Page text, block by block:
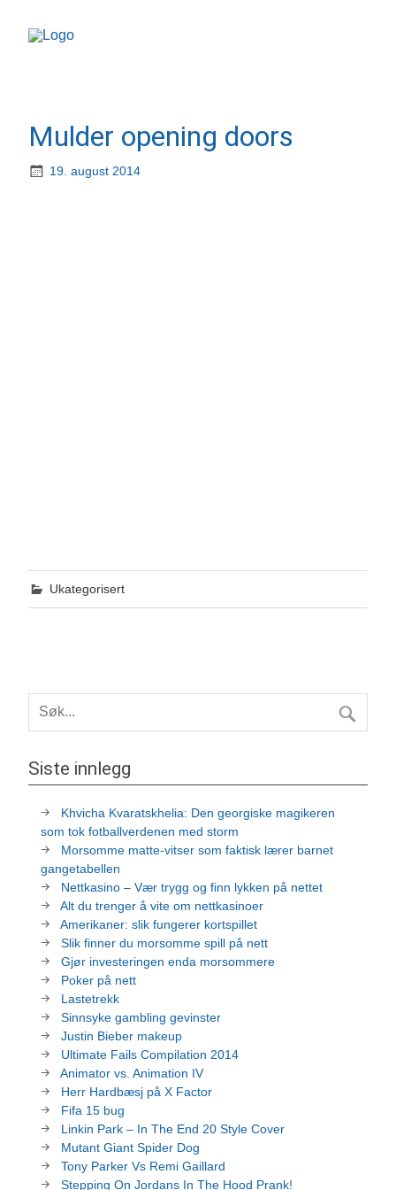
Mulder opening doors
19. august 2014
Ukategorisert
Siste innlegg
Khvicha Kvaratskhelia: Den georgiske magikeren
som tok fotballverdenen med storm
Morsomme matte-vitser som faktisk lærer barnet
gangetabellen
Nettkasino – Vær trygg og finn lykken på nettet
Alt du trenger å vite om nettkasinoer
Amerikaner: slik fungerer kortspillet
Slik finner du morsomme spill på nett
Gjør investeringen enda morsommere
Poker på nett
Lastetrekk
Sinnsyke gambling gevinster
Justin Bieber makeup
Ultimate Fails Compilation 2014
Animator vs. Animation IV
Herr Hardbæsj på X Factor
Fifa 15 bug
Linkin Park – In The End 20 Style Cover
Mutant Giant Spider Dog
Tony Parker Vs Remi Gaillard
Stepping On Jordans In The Hood Prank!